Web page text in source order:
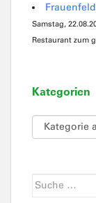
Samstag,
Restaurant zum
Kategorien
Kategorien
Suche